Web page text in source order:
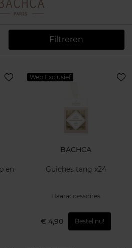
Filtreren
en
Web Exclusief
BACHCA
Guiches tang x24
Haaraccessoires
€ 4,90 Bestel nu!